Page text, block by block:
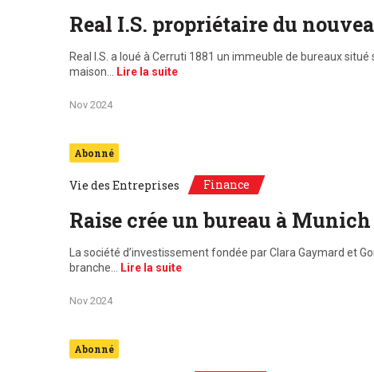
Real I.S. propriétaire du
Real I.S. a loué à Cerruti 1881 un immeuble de bureaux
maison…
Lire la suite
Nov 2024
Abonné
Vie des Entreprises Finance
Raise crée un bureau à Munich
La société d’investissement fondée par Clara Gaymard et
branche…
Lire la suite
Nov 2024
Abonné